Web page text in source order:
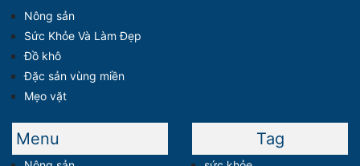
Nông sản
Sức Khỏe Và Làm Đẹp
Đồ khô
Đặc sản vùng miền
Mẹo vặt
Menu Tag